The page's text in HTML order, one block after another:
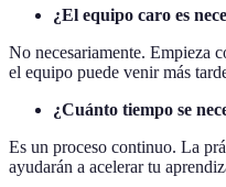
¿El equipo caro es
No necesariamente. Empieza
el equipo puede venir más
¿Cuánto tiempo se
Es un proceso continuo. La
ayudarán a acelerar tu